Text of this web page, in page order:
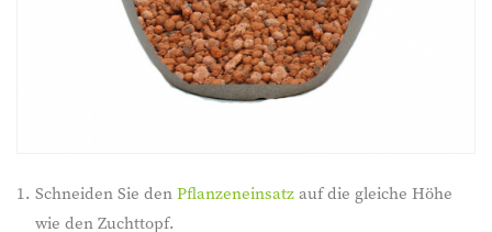
Schneiden Sie denPflanzeneinsatzauf die gleiche Höhe
wie den Zuchttopf.